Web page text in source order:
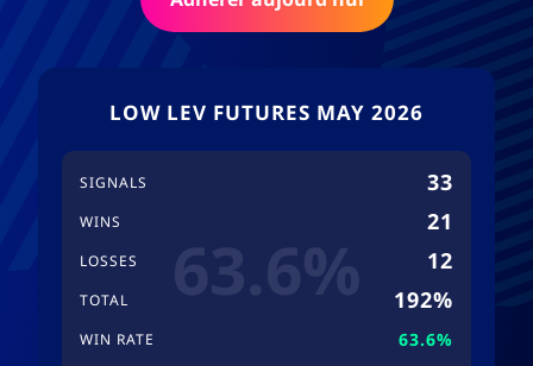
LOW LEV FUTURES MAY 2026
SIGNALS 33
WINS 21
LOSSES 12
TOTAL 192%
WIN RATE 63.6%